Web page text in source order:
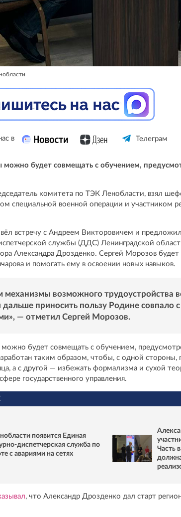
в Телеграм
будет совмещать с обучением,
комитета по ТЭК Ленобласти, взял
специальной военной операции и участником
встречу с Андреем Викторовичем и
службы (ДДС) Ленинградской
Александра Дрозденко. Сергей Морозов будет
и помогать ему в освоении новых навыков.
механизмы возможного трудоустройства
дальше приносить пользу Родине совпало
— отметил Сергей Морозов.
будет совмещать с обучением,
таким образом, чтобы, с одной стороны,
а с другой — избежать формализма и сухой
государственного управления.
появится Единая
диспетчерская служба по
с авариями на сетях
Часть
, что Александр Дрозденко дал старт